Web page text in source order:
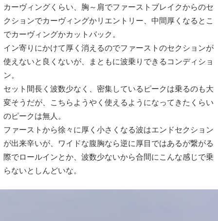
カーヴィングくらい、胸～肩でファーストブレイクからのセ
クションでカーヴィングかリエントリー、中間厚くなるとこ
でカーヴィングかカットバック。
イン寄りにかけて厚く消えるのでファーストのセクションが
使えないと良くないが、まともに波乗りできるコンディショ
ン。
セット間長く波数少なく、密集しているピークは乗るのも大
変そうだが、こちらようやく使えるようになってきたくらい
のピークは無人。
ファーストから徐々に厚く小さくなる波はエンドセクション
が出来辛いが、ワイドな腹胸なら逆に厚目ではあるが繋がる
際でロールインとか、波数少ないから合間にこんな感じで乗
らないとしんどいな。